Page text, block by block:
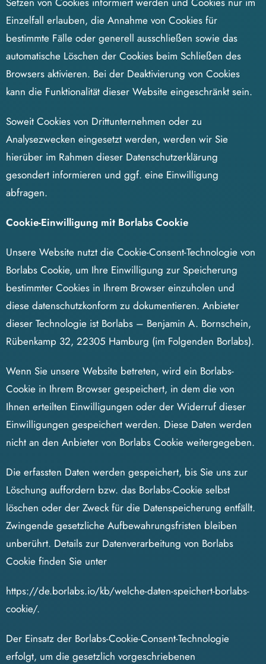
Einzelfall erlauben, die Annahme von Cookies für
bestimmte Fälle oder generell ausschließen sowie das
automatische Löschen der Cookies beim Schließen des
Browsers aktivieren. Bei der Deaktivierung von Cookies
kann die Funktionalität dieser Website eingeschränkt sein.
Soweit Cookies von Drittunternehmen oder zu
Analysezwecken eingesetzt werden, werden wir Sie
hierüber im Rahmen dieser Datenschutzerklärung
gesondert informieren und ggf. eine Einwilligung
abfragen.
Cookie-Einwilligung mit Borlabs Cookie
Unsere Website nutzt die Cookie-Consent-Technologie von
Borlabs Cookie, um Ihre Einwilligung zur Speicherung
bestimmter Cookies in Ihrem Browser einzuholen und
diese datenschutzkonform zu dokumentieren. Anbieter
dieser Technologie ist Borlabs – Benjamin A. Bornschein,
Rübenkamp 32, 22305 Hamburg (im Folgenden Borlabs).
Wenn Sie unsere Website betreten, wird ein Borlabs-
Cookie in Ihrem Browser gespeichert, in dem die von
Ihnen erteilten Einwilligungen oder der Widerruf dieser
Einwilligungen gespeichert werden. Diese Daten werden
nicht an den Anbieter von Borlabs Cookie weitergegeben.
Die erfassten Daten werden gespeichert, bis Sie uns zur
Löschung auffordern bzw. das Borlabs-Cookie selbst
löschen oder der Zweck für die Datenspeicherung entfällt.
Zwingende gesetzliche Aufbewahrungsfristen bleiben
unberührt. Details zur Datenverarbeitung von Borlabs
Cookie finden Sie unter
https://de.borlabs.io/kb/welche-daten-speichert-borlabs-
cookie/.
Der Einsatz der Borlabs-Cookie-Consent-Technologie
erfolgt, um die gesetzlich vorgeschriebenen